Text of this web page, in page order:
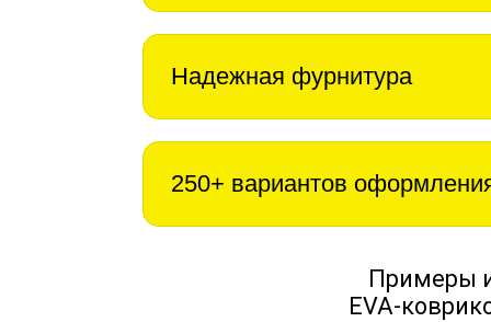
Надежная фурнитура
250+ вариантов
Примеры
EVA-